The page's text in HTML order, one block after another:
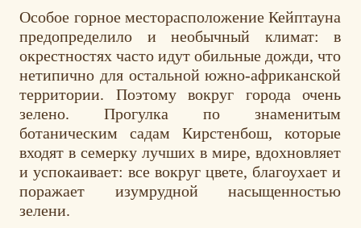
Особое горное месторасположение Кейптауна
предопределило и необычный климат: в
окрестностях часто идут обильные дожди, что
нетипично для остальной южно-африканской
территории. Поэтому вокруг города очень
зелено. Прогулка по знаменитым
ботаническим садам Кирстенбош, которые
входят в семерку лучших в мире, вдохновляет
и успокаивает: все вокруг цвете, благоухает и
поражает изумрудной насыщенностью
зелени.